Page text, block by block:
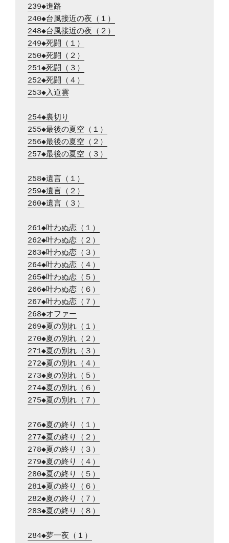
239◆進路
240◆台風接近の夜（１）
248◆台風接近の夜（２）
249◆死闘（１）
250◆死闘（２）
251◆死闘（３）
252◆死闘（４）
253◆入道雲
254◆裏切り
255◆最後の夏空（１）
256◆最後の夏空（２）
257◆最後の夏空（３）
258◆遺言（１）
259◆遺言（２）
260◆遺言（３）
261◆叶わぬ恋（１）
262◆叶わぬ恋（２）
263◆叶わぬ恋（３）
264◆叶わぬ恋（４）
265◆叶わぬ恋（５）
266◆叶わぬ恋（６）
267◆叶わぬ恋（７）
268◆オファー
269◆夏の別れ（１）
270◆夏の別れ（２）
271◆夏の別れ（３）
272◆夏の別れ（４）
273◆夏の別れ（５）
274◆夏の別れ（６）
275◆夏の別れ（７）
276◆夏の終り（１）
277◆夏の終り（２）
278◆夏の終り（３）
279◆夏の終り（４）
280◆夏の終り（５）
281◆夏の終り（６）
282◆夏の終り（７）
283◆夏の終り（８）
284◆夢一夜（１）